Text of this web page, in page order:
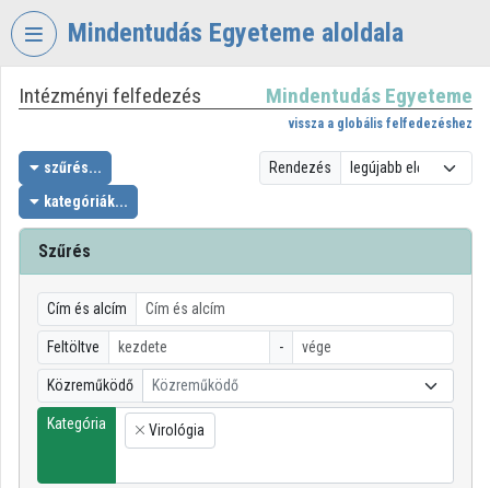
Fejléc kihagyása
Mindentudás Egyeteme aloldala
VIDEOTORIUM
MINDENTUDÁS
EGYETEME
Intézményi kezdőlap
Bejelentkezés
Intézményi felfedezés
Kategóriák
Intézményi listák
Intézményi felfedezés Mindentudás Egyeteme
vissza a globális felfedezéshez
szűrés...
kategóriák...
Rendezés
Szűrés
Cím és alcím
Feltöltve -
Közreműködő Közreműködő
Kategória
×
Virológia